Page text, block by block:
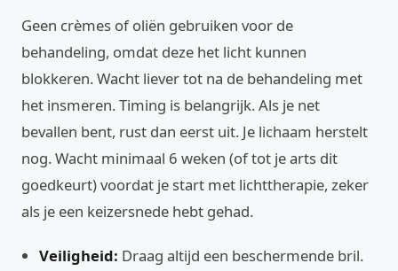
Geen crèmes of oliën gebruiken voor de
behandeling, omdat deze het licht kunnen
blokkeren. Wacht liever tot na de behandeling met
het insmeren. Timing is belangrijk. Als je net
bevallen bent, rust dan eerst uit. Je lichaam herstelt
nog. Wacht minimaal 6 weken (of tot je arts dit
goedkeurt) voordat je start met lichttherapie, zeker
als je een keizersnede hebt gehad.
Veiligheid: Draag altijd een beschermende bril.